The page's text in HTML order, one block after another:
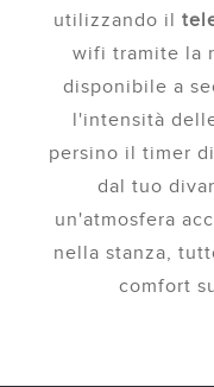
utilizzando il
wifi tramite la
disponibile a
l'intensità
persino il timer
dal tuo
un'atmosfera
nella stanza,
comfort